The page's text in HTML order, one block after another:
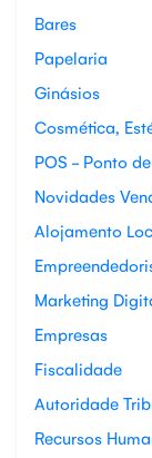
Bares
Papelaria
Ginásios
Cosmética,
POS - Ponto
Novidades
Alojamento
Marketing
Empresas
Fiscalidade
Autoridade
Recursos